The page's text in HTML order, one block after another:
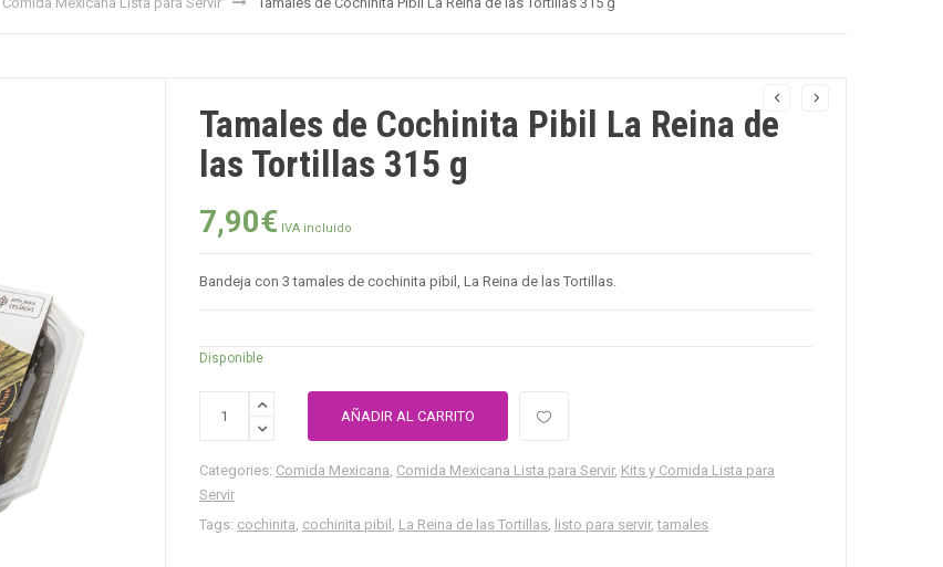
Tamales de Cochinita Pibil La Reina de
las Tortillas 315 g
7,90€ IVA incluido
Bandeja con 3 tamales de cochinita pibil, La Reina de las Tortillas.
Disponible
AÑADIR AL CARRITO
Categories: Comida Mexicana, Comida Mexicana Lista para Servir, Kits y Comida Lista para
Servir
Tags: cochinita, cochinita pibil , La Reina de las Tortillas, listo para servir,tamales